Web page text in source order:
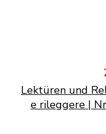
Lektüren und
e rileggere |